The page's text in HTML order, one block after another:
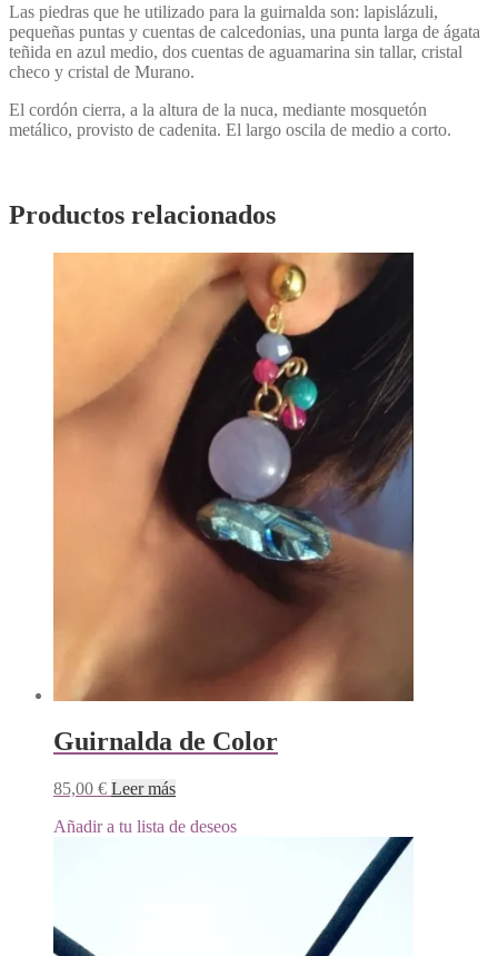
Las piedras que he utilizado para la guirnalda son: lapislázuli,
pequeñas puntas y cuentas de calcedonias, una punta larga de ágata
teñida en azul medio, dos cuentas de aguamarina sin tallar, cristal
checo y cristal de Murano.
El cordón cierra, a la altura de la nuca, mediante mosquetón
metálico, provisto de cadenita. El largo oscila de medio a corto.
Productos relacionados
Guirnalda de Color
85,00 € Leer más
Añadir a tu lista de deseos